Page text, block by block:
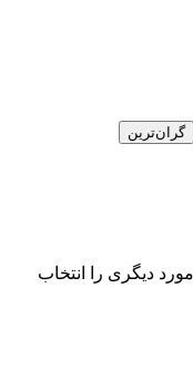
گران‌ترین
دیگری را انتخاب